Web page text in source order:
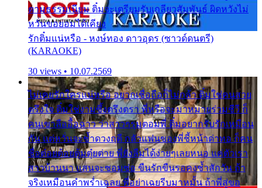
ตามธรรมเนียม ติ๋มจะเตรียมรับเกลียวสัมพันธ์ ผิดหวังไม่
หวั่นขอยอมได้เคียง
รักติ๋มแน่หรือ - หงษ์ทอง ดาวอุดร (ซาวด์ดนตรี)
(KARAOKE)
30 views • 10.07.2569
ไม่เคยรักใครแน่หรือ อยากเชื่อถือก็ไม่กล้า ติ๋มใช่คนสวย
ตรึงใจ ติ๋มใช่งามซึ้งตรึงตรา พี่หรือจะมาหมายร่วมชีวี ก็
คนเขาลืออื้อฉาว ว่าสาวๆรุมตอมพี่ ติ๋มอยากรับรักเหมือน
กัน แต่หวั่นจะช้ำดวงฤดี กลัวแฟนของพี่ชี้หน้าด่าทอ ก็คน
ชื่อต๋อยต้อยตุ้มตุ๋ยต่าย พี่ยังลืมได้ง่ายๆเลยหนอ แค่ตัวเรา
สาวบ้านนา แสนจะซอมซ่อ ขืนรักขืนรอคงช้ำสักวัน ถ้า
จริงเหมือนคำพร่ำเฉลย พี่อย่าเฉยรีบมาหมั้น ถ้าพี่สู่ขอ